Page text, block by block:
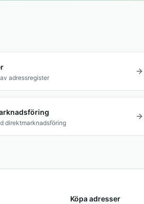
adressregister
direktmarknadsföring
Köpa adresser